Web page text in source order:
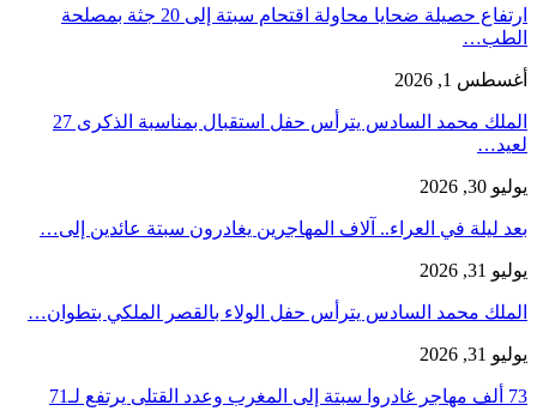
ارتفاع حصيلة ضحايا محاولة اقتحام سبتة إلى 20 جثة بمصلحة
الطب…
أغسطس 1, 2026
الملك محمد السادس يترأس حفل استقبال بمناسبة الذكرى 27
لعيد…
يوليو 30, 2026
بعد ليلة في العراء.. آلاف المهاجرين يغادرون سبتة عائدين إلى…
يوليو 31, 2026
الملك محمد السادس يترأس حفل الولاء بالقصر الملكي بتطوان…
يوليو 31, 2026
73 ألف مهاجر غادروا سبتة إلى المغرب وعدد القتلى يرتفع لـ71